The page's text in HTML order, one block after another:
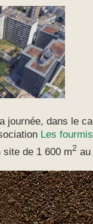
journée, dans le
Les
site de 1 600 m2